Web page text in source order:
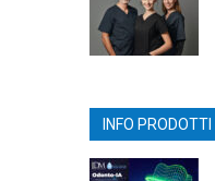
INFO PRODOTTI